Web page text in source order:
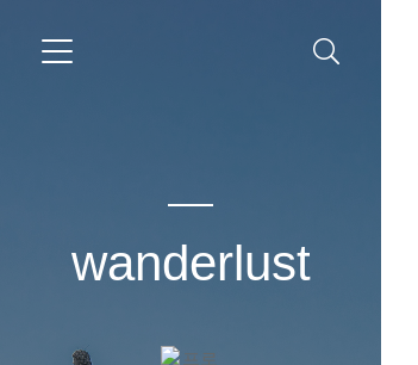
wanderlust